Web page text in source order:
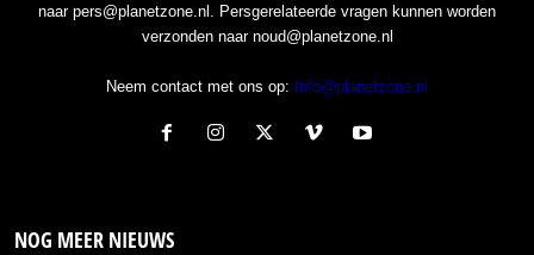
naar pers@planetzone.nl. Persgerelateerde vragen kunnen worden
verzonden naar noud@planetzone.nl
Neem contact met ons op: Info@planetzone.nl
NOG MEER NIEUWS